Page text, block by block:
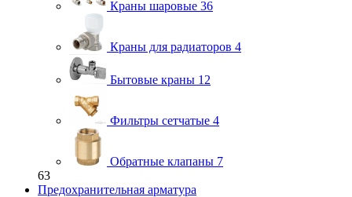
Краны шаровые 36
Краны для радиаторов 4
Бытовые краны 12
Фильтры сетчатые 4
Обратные клапаны 7
63
Предохранительная арматура